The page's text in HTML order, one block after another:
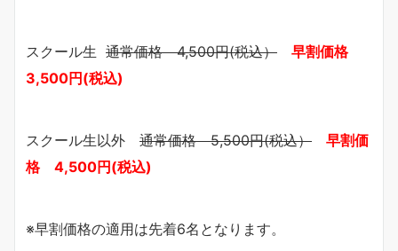
スクール生 通常価格 4,500円(税込）
早割価格
3,500円(税込)
スクール生以外 通常価格 5,500円(税込）
早割価
格 4,500円(税込)
※早割価格の適用は先着6名となります。